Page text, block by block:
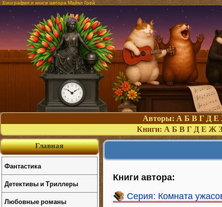
Биография и книги автора Майкл Грей
Авторы: А Б В Г Д Е
Книги: А Б В Г Д Е Ж З
Книги автора:
Серия: Комната
Главная
Фантастика
Детективы и Триллеры
Любовные романы